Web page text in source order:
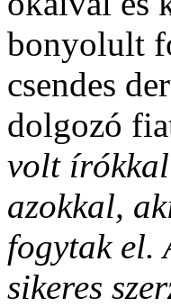
bonyolult
csendes
dolgozó
volt írókkal
azokkal,
fogytak el.
sikeres